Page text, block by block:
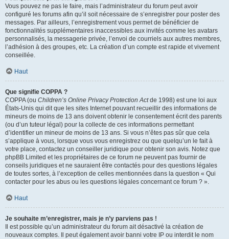
Vous pouvez ne pas le faire, mais l’administrateur du forum peut avoir
configuré les forums afin qu’il soit nécessaire de s’enregistrer pour poster des
messages. Par ailleurs, l’enregistrement vous permet de bénéficier de
fonctionnalités supplémentaires inaccessibles aux invités comme les avatars
personnalisés, la messagerie privée, l’envoi de courriels aux autres membres,
l’adhésion à des groupes, etc. La création d’un compte est rapide et vivement
conseillée.
Haut
Que signifie COPPA ?
COPPA (ou Children’s Online Privacy Protection Actde 1998) est une loi aux
États-Unis qui dit que les sites Internet pouvant recueillir des informations de
mineurs de moins de 13 ans doivent obtenir le consentement écrit des parents
(ou d’un tuteur légal) pour la collecte de ces informations permettant
d’identifier un mineur de moins de 13 ans. Si vous n’êtes pas sûr que cela
s’applique à vous, lorsque vous vous enregistrez ou que quelqu’un le fait à
votre place, contactez un conseiller juridique pour obtenir son avis. Notez que
phpBB Limited et les propriétaires de ce forum ne peuvent pas fournir de
conseils juridiques et ne sauraient être contactés pour des questions légales
de toutes sortes, à l’exception de celles mentionnées dans la question « Qui
contacter pour les abus ou les questions légales concernant ce forum ? ».
Haut
Je souhaite m’enregistrer, mais je n’y parviens pas !
Il est possible qu’un administrateur du forum ait désactivé la création de
nouveaux comptes. Il peut également avoir banni votre IP ou interdit le nom